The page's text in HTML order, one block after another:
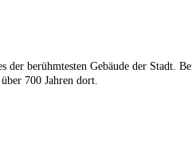
berühmtesten Gebäude der Stadt.
700 Jahren dort.